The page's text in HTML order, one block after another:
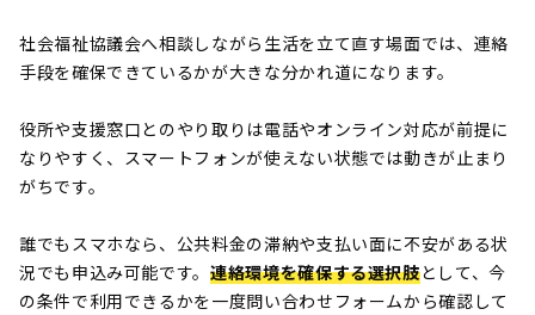
社会福祉協議会へ相談しながら生活を立て直す場面では、連絡
手段を確保できているかが大きな分かれ道になります。
役所や支援窓口とのやり取りは電話やオンライン対応が前提に
なりやすく、スマートフォンが使えない状態では動きが止まり
がちです。
誰でもスマホなら、公共料金の滞納や支払い面に不安がある状
況でも申込み可能です。連絡環境を確保する選択肢として、今
の条件で利用できるかを一度問い合わせフォームから確認して